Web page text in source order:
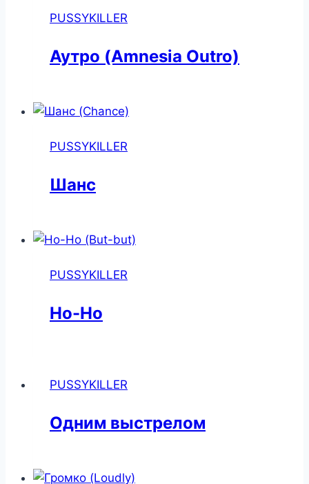
PUSSYKILLER
Аутро (Amnesia Outro)
PUSSYKILLER
Шанс
PUSSYKILLER
Но-Но
PUSSYKILLER
Одним выстрелом